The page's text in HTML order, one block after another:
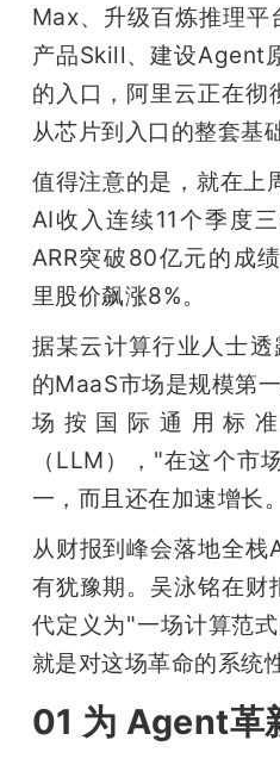
题
爱
搞
机
Max、升级百炼推理平
产品Skill、建设Agent
的入口，阿里云正在
从芯片到入口的整套基
值得注意的是，就在上
AI收入连续11个季度
ARR突破80亿元的成
里股价飙涨8%。
据某云计算行业人士
的MaaS市场是规模第
场按国际通用标
（LLM），"在这个市
一，而且还在加速增长
从财报到峰会落地全
有犹豫期。吴泳铭在
代定义为"一场计算范
就是对这场革命的系统
01 为 Agent革